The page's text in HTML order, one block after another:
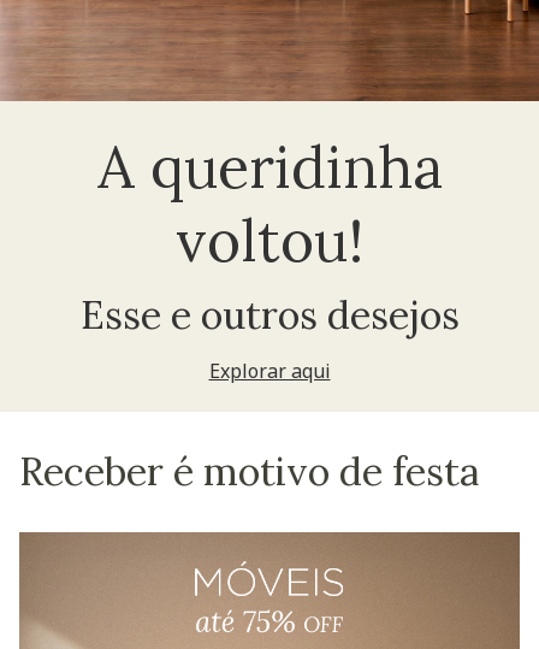
A queridinha
voltou!
Esse e outros desejos
Explorar aqui
Receber é motivo de festa